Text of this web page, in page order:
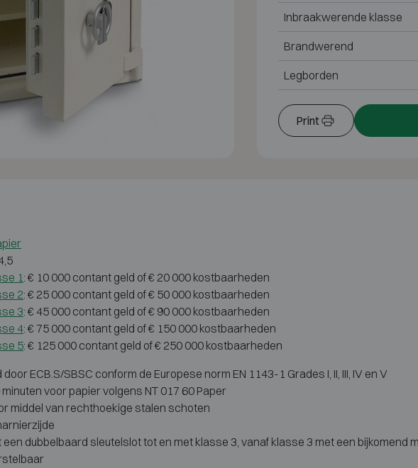
Inbraakwerende klasse
Brandwerend
Legborden
Print
1: € 10 000 contant geld of € 20 000 kostbaarheden
2: € 25 000 contant geld of € 50 000 kostbaarheden
3: € 45 000 contant geld of € 90 000 kostbaarheden
4: € 75 000 contant geld of € 150 000 kostbaarheden
5: € 125 000 contant geld of € 250 000 kostbaarheden
ECB.S/SBSC conform de Europese norm EN 1143-1 Grades I, II, III, IV en V
voor papier volgens NT 017 60 Paper
middel van rechthoekige stalen schoten
dubbelbaard sleutelslot tot en met klasse 3, vanaf klasse 3 met een bijkomend